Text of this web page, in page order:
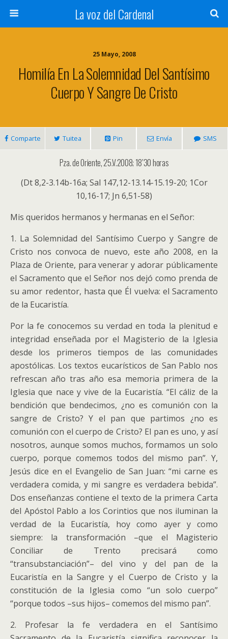
La voz del Cardenal
25 Mayo, 2008
Homilía En La Solemnidad Del Santísimo
Cuerpo Y Sangre De Cristo
Comparte Tuitea Pin Envía SMS
Pza. de Oriente, 25.V.2008; 18’30 horas
(Dt 8,2-3.14b-16a; Sal 147,12-13.14-15.19-20; 1Cor
10,16-17; Jn 6,51-58)
Mis queridos hermanos y hermanas en el Señor:
1. La Solemnidad del Santísimo Cuerpo y Sangre de
Cristo nos convoca de nuevo, este año 2008, en la
Plaza de Oriente, para venerar y adorar públicamente
el Sacramento que el Señor nos dejó como prenda de
su amor redentor, hasta que Él vuelva: el Sacramento
de la Eucaristía.
Por la fe conocemos su verdad en toda la plenitud e
integridad enseñada por el Magisterio de la Iglesia
desde los primeros tiempos de las comunidades
apostólicas. Los textos eucarísticos de San Pablo nos
refrescan año tras año esa memoria primera de la
Iglesia que nace y vive de la Eucaristía. “El cáliz de la
bendición que bendecimos, ¿no es comunión con la
sangre de Cristo? Y el pan que partimos ¿no es
comunión con el cuerpo de Cristo? El pan es uno, y así
nosotros, aunque somos muchos, formamos un solo
cuerpo, porque comemos todos del mismo pan”. Y,
Jesús dice en el Evangelio de San Juan: “mi carne es
verdadera comida, y mi sangre es verdadera bebida”.
Dos enseñanzas contiene el texto de la primera Carta
del Apóstol Pablo a los Corintios que nos iluminan la
verdad de la Eucaristía, hoy como ayer y como
siempre: la transformación –que el Magisterio
Conciliar de Trento precisará como
“transubstanciación”– del vino y del pan de la
Eucaristía en la Sangre y el Cuerpo de Cristo y la
constitución de la Iglesia como “un solo cuerpo”
“porque todos –sus hijos– comemos del mismo pan”.
2. Profesar la fe verdadera en el Santísimo